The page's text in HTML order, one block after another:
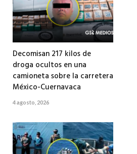
Decomisan 217 kilos de
droga ocultos en una
camioneta sobre la carretera
México-Cuernavaca
4 agosto, 2026